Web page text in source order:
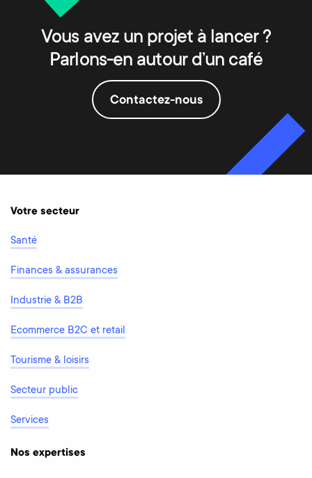
Vous avez un projet à lancer ?
Parlons-en autour d’un café
Contactez-nous
Votre secteur
Santé
Finances & assurances
Industrie & B2B
Ecommerce B2C et retail
Tourisme & loisirs
Secteur public
Services
Nos expertises